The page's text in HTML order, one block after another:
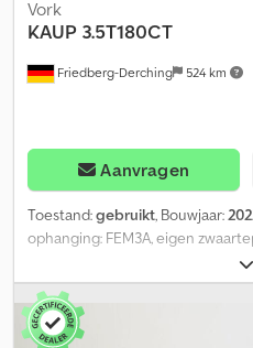
Friedberg-Derching 524 km
Vork
KAUP 3.5T180CT
Aanvragen
Toestand:gebruikt, Bouwjaar:
ophanging: FEM3A, eigen
telescopische vorken 3.5T180CT,
uitgeschoven vorklengte 2050
eigen zwaartepunt uitgeschoven
forkLength: 1200, ownCentre: